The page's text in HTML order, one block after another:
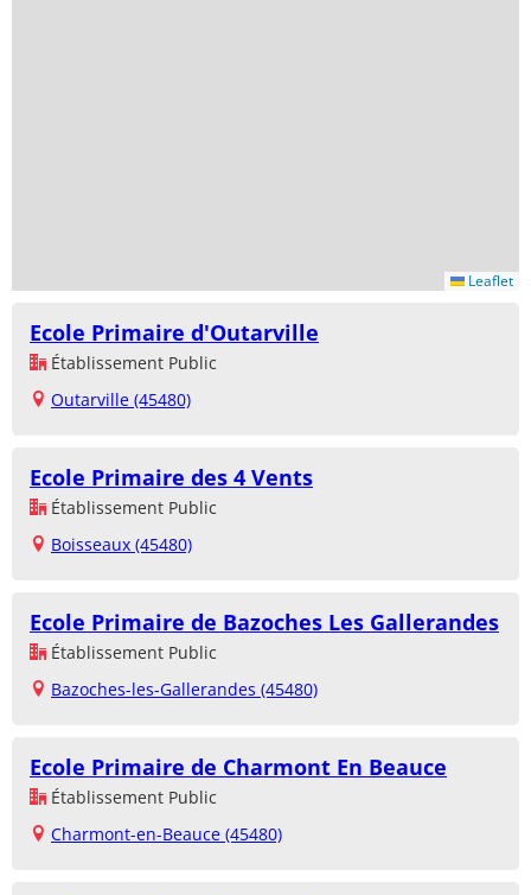
Leaflet
Ecole Primaire d'Outarville
Établissement Public
Outarville (45480)
Ecole Primaire des 4 Vents
Établissement Public
Boisseaux (45480)
Ecole Primaire de Bazoches Les Gallerandes
Établissement Public
Bazoches-les-Gallerandes (45480)
Ecole Primaire de Charmont En Beauce
Établissement Public
Charmont-en-Beauce (45480)